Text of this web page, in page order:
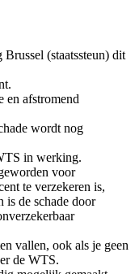
(staatssteun) dit
en afstromend
wordt nog
in werking.
voor
te verzekeren is,
is de schade door
vallen, ook als je geen
de WTS.